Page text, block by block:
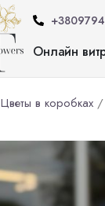
Онлайн
Цветы в коробках /